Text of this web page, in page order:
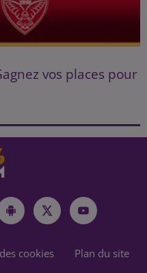
vos places pour
cookies Plan du site